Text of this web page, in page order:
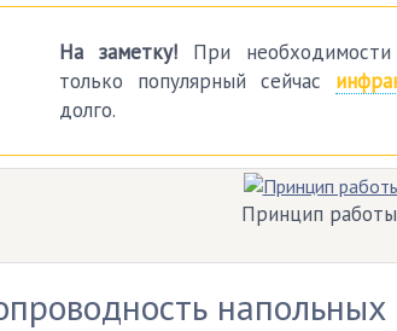
На заметку!При необходимости
только популярный сейчас
долго.
Принцип